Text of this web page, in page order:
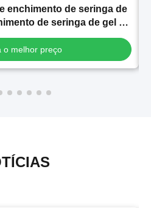
enchimento de seringa de
de seringa de gel de
o melhor preço